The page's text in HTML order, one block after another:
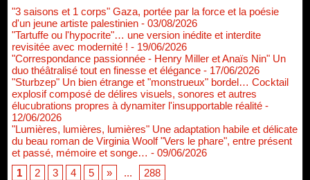
"3 saisons et 1 corps" Gaza, portée par la force et la poésie
d'un jeune artiste palestinien - 03/08/2026
"Tartuffe ou l'hypocrite"… une version inédite et interdite
revisitée avec modernité ! - 19/06/2026
"Correspondance passionnée - Henry Miller et Anaïs Nin" Un
duo théâtralisé tout en finesse et élégance - 17/06/2026
"Sturbzep" Un bien étrange et "monstrueux" bordel… Cocktail
explosif composé de délires visuels, sonores et autres
élucubrations propres à dynamiter l'insupportable réalité -
12/06/2026
"Lumières, lumières, lumières" Une adaptation habile et délicate
du beau roman de Virginia Woolf "Vers le phare", entre présent
et passé, mémoire et songe… - 09/06/2026
1
2 3 4 5 » ... 288